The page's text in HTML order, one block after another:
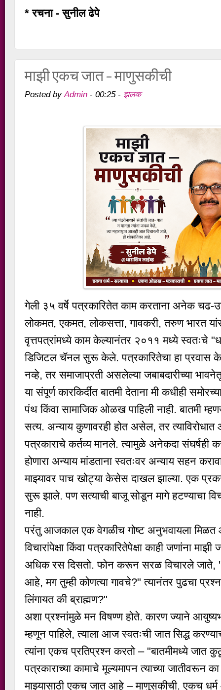
* रचना - सुनील ढेपे
माझी एकच जात – माणुसकीची
Posted byAdmin -00:25 - झलक
गेली ३५ वर्षे पत्रकारितेत काम करताना अनेक
लोकमत, एकमत, लोकसत्ता, गावकरी, तरुण भारत
वृत्तपत्रांमध्ये काम केल्यानंतर २०११ मध्ये स्वतःचे
डिजिटल चॅनल सुरू केले. पत्रकारितेचा हा प्रवास
नव्हे, तर समाजाप्रती असलेल्या जबाबदारीच्या
या संपूर्ण कारकिर्दीत बातमी देताना मी कधीही
पंथ किंवा सामाजिक ओळख पाहिली नाही. बातमी
सत्य. अन्याय कुणावरही होत असेल, तर
पत्रकाराचे कर्तव्य मानले. त्यामुळे अनेकदा संघर्षही
होणारा अन्याय मांडताना स्वतःवर अन्याय सहन
माझ्यावर पाच खोट्या केसेस दाखल झाल्या. एक
सुरू झाले. पण सत्याची बाजू सोडून मागे हटण्याचा
नाही.
परंतु आजकाल एक वेगळीच गोष्ट अनुभवायला मिळत
विचारांपेक्षा किंवा पत्रकारितेपेक्षा काही जणांना
अधिक रस दिसतो. फोन करून सरळ विचारले
आहे, मग तुम्ही कोणत्या गावचे?" त्यानंतर पुढचा
लिंगायत की ब्राह्मण?"
अशा प्रश्नांमुळे मन विषण्ण होते. कारण ज्याने
म्हणून पाहिले, त्याला आज स्वतःची जात सिद्ध
त्यांना एकच प्रतिप्रश्न करतो – "बातमीमध्ये जात
पत्रकाराच्या कामाचे मूल्यमापन त्याच्या जातीवरून का
माझ्यासाठी एकच जात आहे – माणुसकीची. एकच